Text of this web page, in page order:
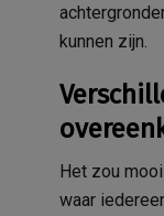
kunnen zijn.
Het zou
waar